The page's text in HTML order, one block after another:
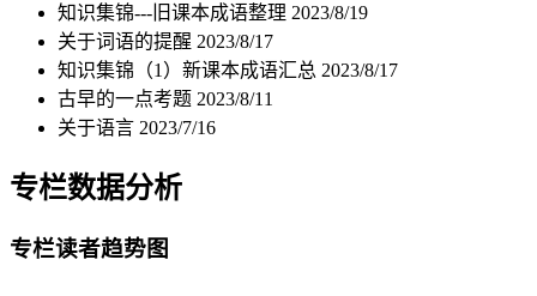
知识集锦---旧课本成语整理 2023/8/19
关于词语的提醒 2023/8/17
知识集锦（1）新课本成语汇总 2023/8/17
古早的一点考题 2023/8/11
关于语言 2023/7/16
专栏数据分析
专栏读者趋势图